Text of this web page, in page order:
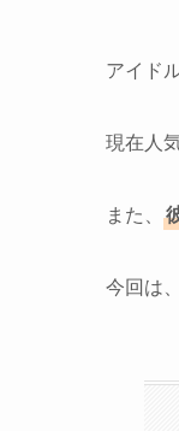
アイド
現在人
また、
今回は